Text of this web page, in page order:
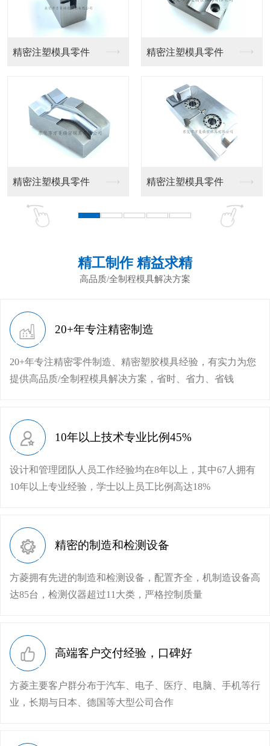
精工制作 精益求精
高品质/全制程模具解决方案
20+年专注精密制造
20+年专注精密零件制造、精密塑胶模具经验，有实力为您
提供高品质/全制程模具解决方案，省时、省力、省钱
10年以上技术专业比例45%
设计和管理团队人员工作经验均在8年以上，其中67人拥有
10年以上专业经验，学士以上员工比例高达18%
精密的制造和检测设备
方菱拥有先进的制造和检测设备，配置齐全，机制造设备高
达85台，检测仪器超过11大类，严格控制质量
高端客户交付经验，口碑好
方菱主要客户群分布于汽车、电子、医疗、电脑、手机等行
业，长期与日本、德国等大型公司合作